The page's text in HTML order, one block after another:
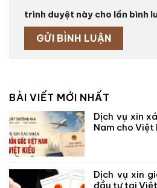
trình duyệt này cho lần bình
BÀI VIẾT MỚI NHẤT
Dịch vụ xin
Nam cho Việt
Dịch vụ xin
đầu tư tại